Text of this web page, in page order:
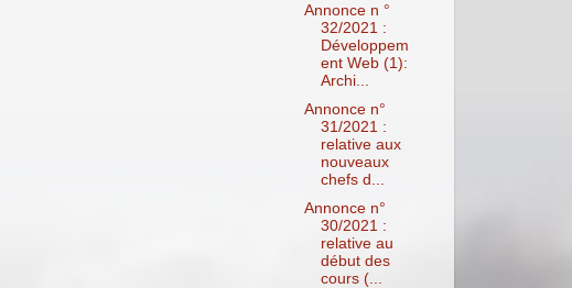
Annonce n °
32/2021 :
Développem
ent Web (1):
Archi...
Annonce n°
31/2021 :
relative aux
nouveaux
chefs d...
Annonce n°
30/2021 :
relative au
début des
cours (...